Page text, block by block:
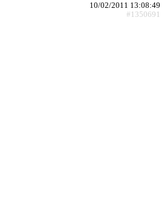
10/02/2011 13:08:49
#1350691